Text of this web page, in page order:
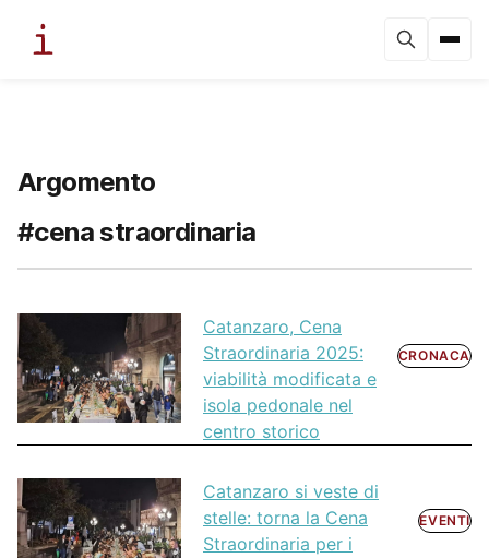
Argomento
#cena straordinaria
Catanzaro, Cena
Straordinaria 2025:
viabilità modificata e
isola pedonale nel
centro storico
CRONACA
Catanzaro si veste di
stelle: torna la Cena
Straordinaria per i
EVENTI